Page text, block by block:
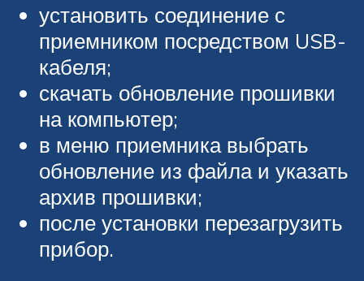
установить соединение с
приемником посредством USB-
кабеля;
скачать обновление прошивки
на компьютер;
в меню приемника выбрать
обновление из файла и указать
архив прошивки;
после установки перезагрузить
прибор.